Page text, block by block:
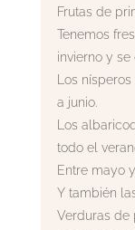
Frutas de
Tenemos
invierno y
Los
a junio.
Los
todo el
Entre mayo
Y también
Verduras de